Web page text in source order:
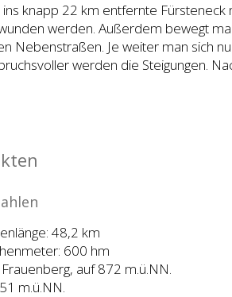
knapp 22 km entfernte Fürsteneck
werden. Außerdem bewegt
Nebenstraßen. Je weiter man sich
werden die Steigungen.
48,2 km
600 hm
auf 872 m.ü.NN.
m.ü.NN.